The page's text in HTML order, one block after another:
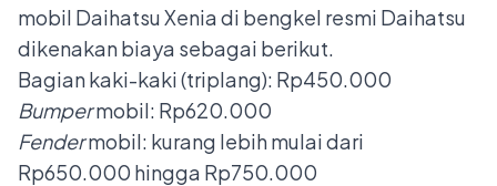
mobil Daihatsu Xenia di bengkel resmi Daihatsu
dikenakan biaya sebagai berikut.
Bagian kaki-kaki (triplang): Rp450.000
Bumpermobil: Rp620.000
Fendermobil: kurang lebih mulai dari
Rp650.000 hingga Rp750.000